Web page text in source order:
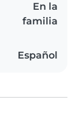
En la
familia
Español